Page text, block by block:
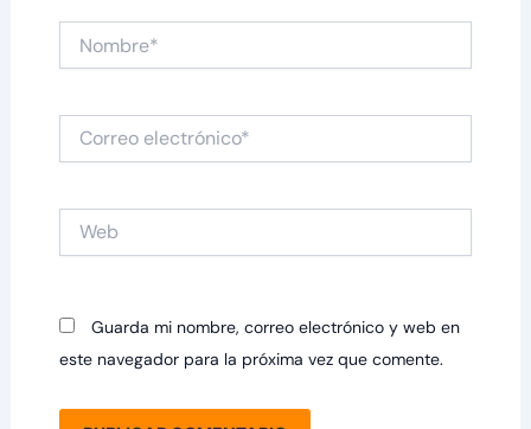
Correo
electrónico*
Guarda mi nombre, correo electrónico y web en
este navegador para la próxima vez que comente.